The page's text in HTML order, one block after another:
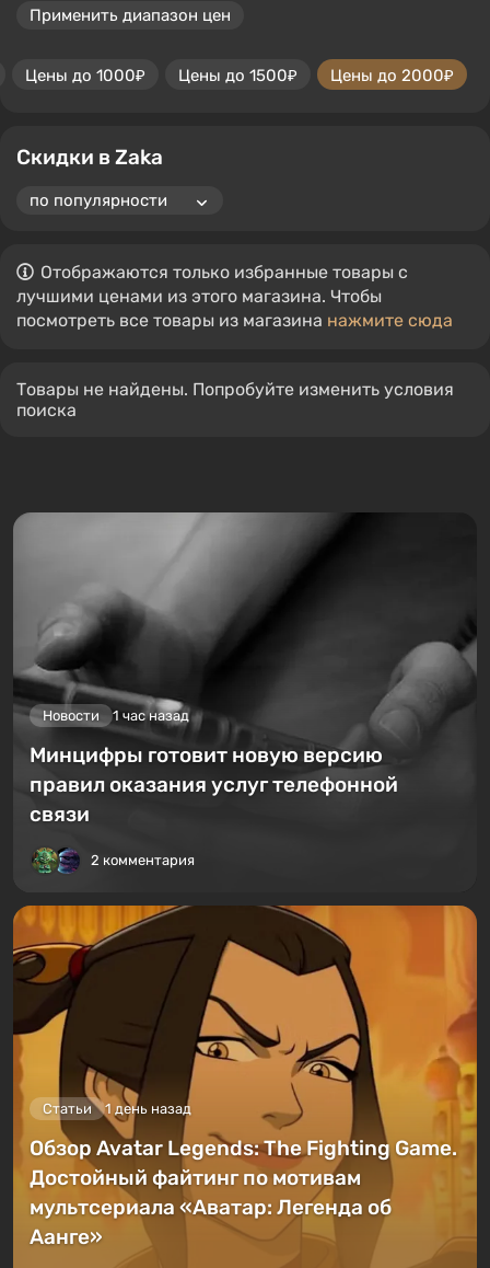
Применить диапазон цен
Цены до 1000₽ Цены до 1500₽ Цены до 2000₽
Скидки в Zaka
Отображаются только избранные товары с
лучшими ценами из этого магазина. Чтобы
посмотреть все товары из магазина нажмите сюда
Товары не найдены. Попробуйте изменить условия
поиска
Новости 1 час назад
Минцифры готовит новую версию
правил оказания услуг телефонной
связи
2 комментария
Статьи 1 день назад
Обзор Avatar Legends: The Fighting Game.
Достойный файтинг по мотивам
мультсериала «Аватар: Легенда об
Аанге»